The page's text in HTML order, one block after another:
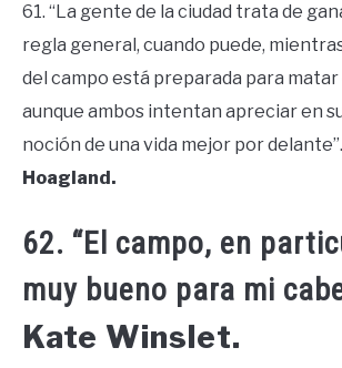
61. “La gente de la ciudad trata de
regla general, cuando puede,
del campo está preparada para
aunque ambos intentan apreciar en
noción de una vida mejor por delante”.
Hoagland.
62. “El campo, en
muy bueno para mi
Kate Winslet.